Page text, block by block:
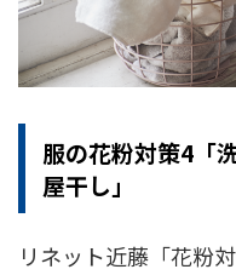
服の花粉対策4「
屋干し」
リネット近藤「花粉